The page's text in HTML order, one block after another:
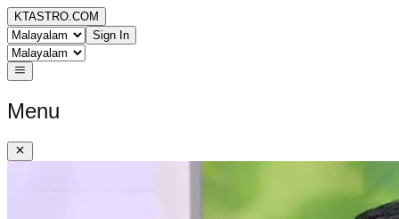
KTASTRO.COM
Sign In
Menu